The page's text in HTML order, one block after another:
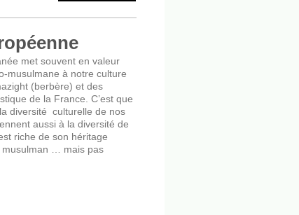
met souvent en valeur
musulmane à notre culture
(berbère) et des
de la France. C’est que
diversité culturelle de nos
aussi à la diversité de
riche de son héritage
… mais pas